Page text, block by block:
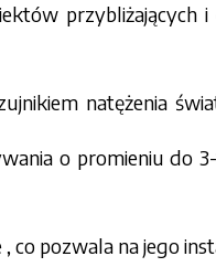
natężenia
o promieniu
co pozwala na jego